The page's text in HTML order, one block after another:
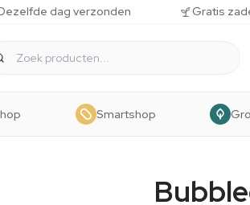
dag verzonden Gratis
Smartshop